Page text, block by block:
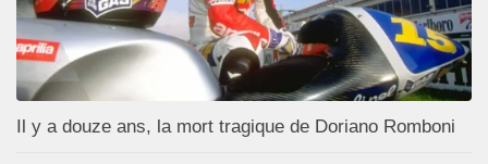
Il y a douze ans, la mort tragique de Doriano Romboni